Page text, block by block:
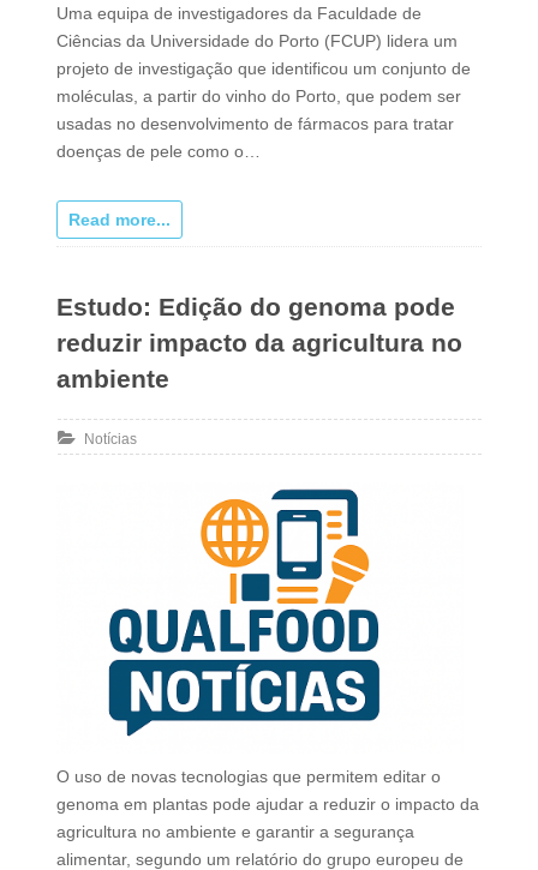
Uma equipa de investigadores da Faculdade de
Ciências da Universidade do Porto (FCUP) lidera um
projeto de investigação que identificou um conjunto de
moléculas, a partir do vinho do Porto, que podem ser
usadas no desenvolvimento de fármacos para tratar
doenças de pele como o…
Read more...
Estudo: Edição do genoma pode
reduzir impacto da agricultura no
ambiente
Notícias
O uso de novas tecnologias que permitem editar o
genoma em plantas pode ajudar a reduzir o impacto da
agricultura no ambiente e garantir a segurança
alimentar, segundo um relatório do grupo europeu de